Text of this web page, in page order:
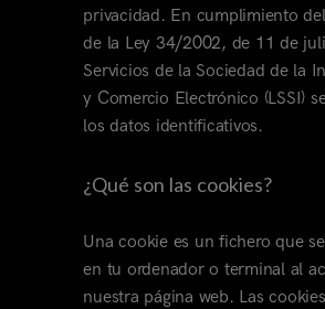
privacidad. En cumplimiento
de la Ley 34/2002, de 11 de
Servicios de la Sociedad de la
y Comercio Electrónico (LSSI)
los datos identificativos.
¿Qué son las cookies?
Una cookie es un fichero que
en tu ordenador o terminal al
nuestra página web. Las